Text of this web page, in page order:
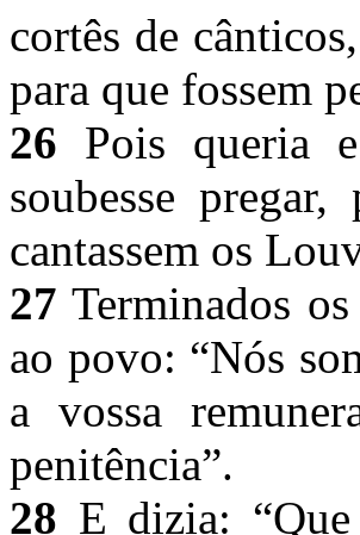
cortês de
para que fossem
26 Pois queria
soubesse
cantassem os
27 Terminados
ao povo: “Nós
a vossa
penitência”.
28 E dizia: